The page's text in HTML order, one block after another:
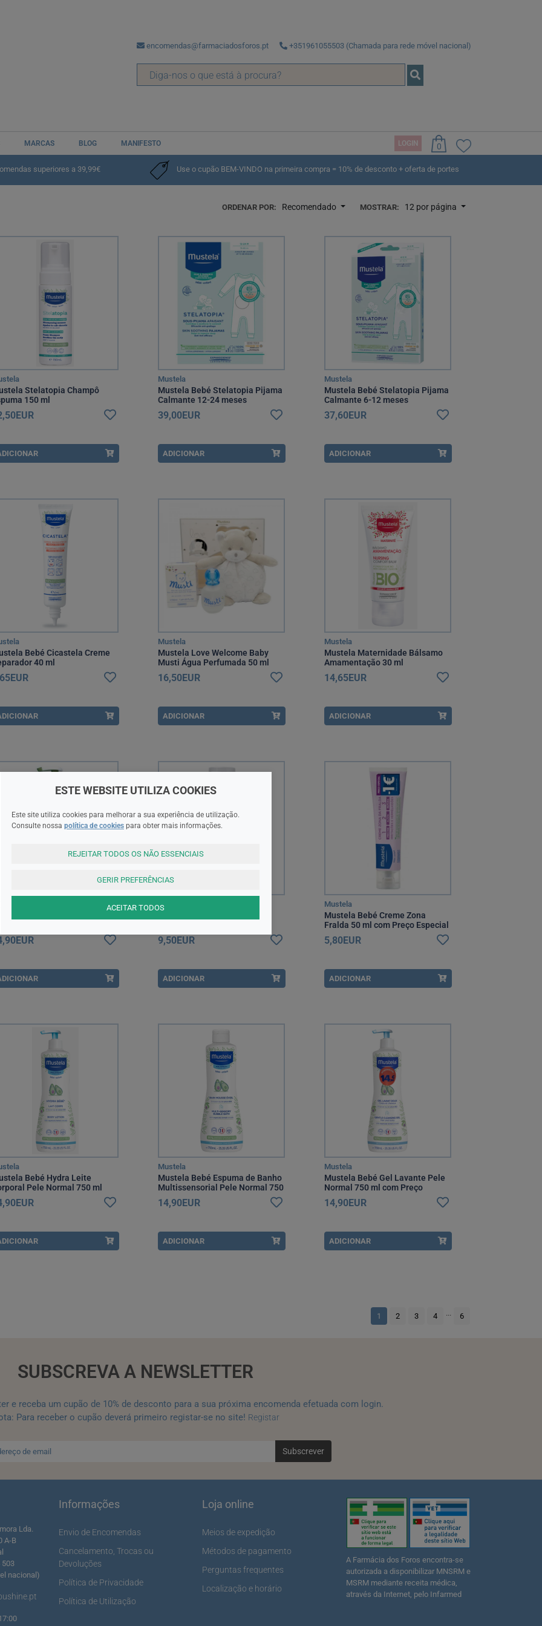
encomendas@farmaciadosforos.pt +351961055503 (Chamada para rede móvel nacional)
MARCAS BLOG MANIFESTO LOGIN 0
superiores a 39,99€ Use o cupão BEM-VINDO na primeira compra = 10% de desconto + oferta de portes
ORDENAR POR: Recomendado MOSTRAR: 12 por página
Stelatopia Champô
150 ml
Mustela
Mustela Bebé Stelatopia Pijama
Calmante 12-24 meses
39,00EUR
ADICIONAR
Mustela
Mustela Bebé Stelatopia Pijama
Calmante 6-12 meses
37,60EUR
ADICIONAR
Bebé Cicastela Creme
40 ml
Mustela
Mustela Love Welcome Baby
Musti Água Perfumada 50 ml
com Oferta de Peluche
16,50EUR
ADICIONAR
Mustela
Mustela Maternidade Bálsamo
Amamentação 30 ml
14,65EUR
ADICIONAR
Bio Água Micelar sem
400 ml
Mustela
9,50EUR
ADICIONAR
Mustela
Mustela Bebé Creme Zona
Fralda 50 ml com Preço Especial
5,80EUR
ADICIONAR
Bebé Hydra Leite
Pele Normal 750 ml
Preço Especial
Mustela
Mustela Bebé Espuma de Banho
Multissensorial Pele Normal 750
ml com Preço Especial
14,90EUR
ADICIONAR
Mustela
Mustela Bebé Gel Lavante Pele
Normal 750 ml com Preço
Especial
14,90EUR
ADICIONAR
1 2 3 4 ... 6
SUBSCREVA A NEWSLETTER
e receba um cupão de 10% de desconto para a sua próxima encomenda efetuada com login.
Para receber o cupão deverá primeiro registar-se no site! Registar
Subscrever
Lda.
A-B
503
nacional)
Informações
Envio de Encomendas
Cancelamento, Trocas ou
Devoluções
Política de Privacidade
Política de Utilização
Loja online
Meios de expedição
Métodos de pagamento
Perguntas frequentes
Localização e horário
A Farmácia dos Foros encontra-se
autorizada a disponibilizar MNSRM e
MSRM mediante receita médica,
através da Internet, pelo Infarmed
ESTE WEBSITE UTILIZA COOKIES
Este site utiliza cookies para melhorar a sua experiência de utilização.
Consulte nossa política de cookies para obter mais informações.
REJEITAR TODOS OS NÃO ESSENCIAIS
GERIR PREFERÊNCIAS
ACEITAR TODOS